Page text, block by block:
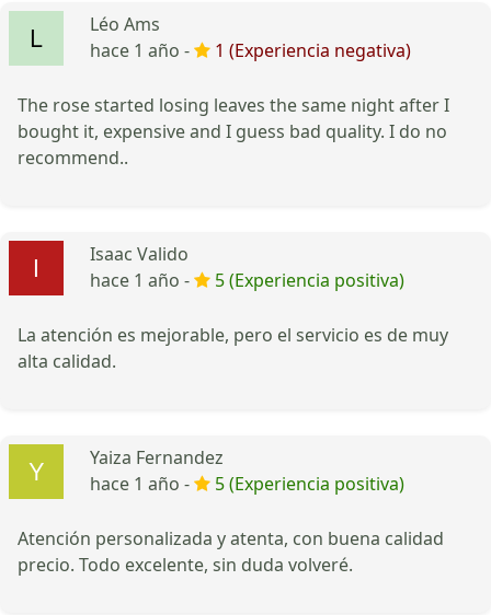
Léo Ams
hace 1 año -
1 (Experiencia negativa)
The rose started losing leaves the same night after I
bought it, expensive and I guess bad quality. I do no
recommend..
Isaac Valido
hace 1 año -
5 (Experiencia positiva)
La atención es mejorable, pero el servicio es de muy
alta calidad.
Yaiza Fernandez
hace 1 año -
5 (Experiencia positiva)
Atención personalizada y atenta, con buena calidad
precio. Todo excelente, sin duda volveré.